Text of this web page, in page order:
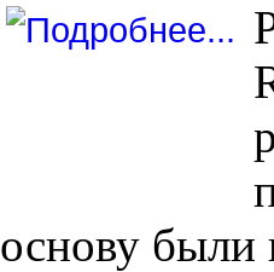
основу были